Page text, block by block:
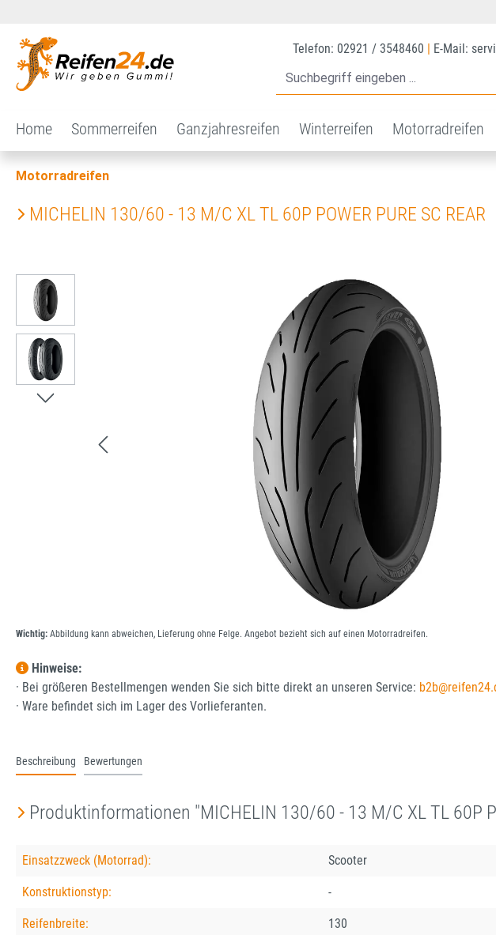
Telefon: 02921 / 3548460 E-Mail:
Home Sommerreifen Ganzjahresreifen Winterreifen Motorradreifen
Motorradreifen
MICHELIN 130/60 - 13 M/C XL TL 60P POWER PURE SC REAR
Bildergalerie überspringen
Wichtig: Abbildung kann abweichen, Lieferung ohne Felge. Angebot bezieht sich auf einen Motorradreifen.
Hinweise:
· Bei größeren Bestellmengen wenden Sie sich bitte direkt an unseren Service:
· Ware befindet sich im Lager des Vorlieferanten.
Beschreibung Bewertungen
Produktinformationen "MICHELIN 130/60 - 13 M/C XL TL 60P
Einsatzzweck (Motorrad): Scooter
Konstruktionstyp: -
Reifenbreite: 130